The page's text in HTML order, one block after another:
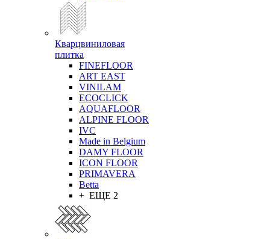
Кварцвиниловая
плитка
FINEFLOOR
ART EAST
VINILAM
ECOCLICK
AQUAFLOOR
ALPINE FLOOR
IVC
Made in Belgium
DAMY FLOOR
ICON FLOOR
PRIMAVERA
Betta
+ ЕЩЕ 2